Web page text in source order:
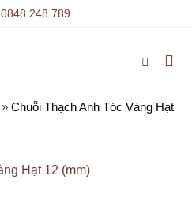
0848 248 789
» Chuỗi Thạch Anh Tóc Vàng Hạt